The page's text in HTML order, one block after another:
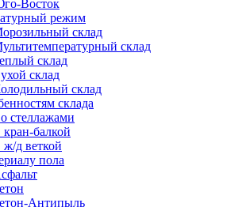
Восток
режим
склад
склад
склад
склад
склад
склада
стеллажами
балкой
д веткой
пола
Антипыль